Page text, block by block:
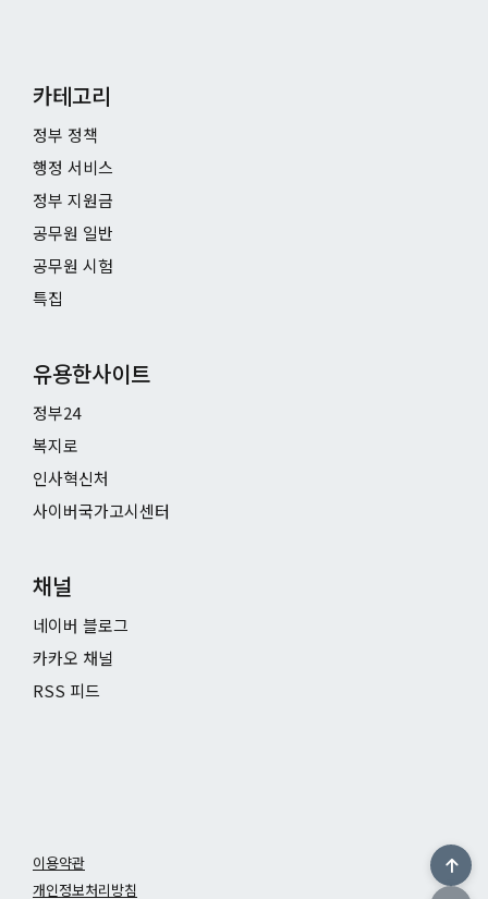
카테고리
정부 정책
행정 서비스
정부 지원금
공무원 일반
공무원 시험
특집
유용한사이트
정부24
복지로
인사혁신처
사이버국가고시센터
채널
네이버 블로그
카카오 채널
RSS 피드
이용약관
개인정보처리방침